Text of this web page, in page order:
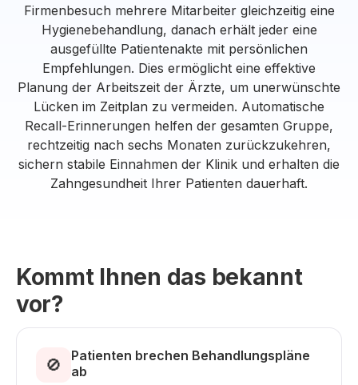
Firmenbesuch mehrere Mitarbeiter gleichzeitig eine
Hygienebehandlung, danach erhält jeder eine
ausgefüllte Patientenakte mit persönlichen
Empfehlungen. Dies ermöglicht eine effektive
Planung der Arbeitszeit der Ärzte, um unerwünschte
Lücken im Zeitplan zu vermeiden. Automatische
Recall-Erinnerungen helfen der gesamten Gruppe,
rechtzeitig nach sechs Monaten zurückzukehren,
sichern stabile Einnahmen der Klinik und erhalten die
Zahngesundheit Ihrer Patienten dauerhaft.
Kommt Ihnen das bekannt
vor?
🚫
Patienten brechen Behandlungspläne
ab